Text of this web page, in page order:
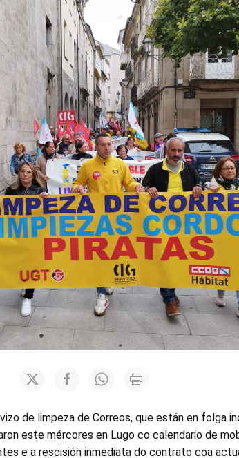
de limpeza de Correos, que están en folga
este mércores en Lugo co calendario de
e a rescisión inmediata do contrato coa